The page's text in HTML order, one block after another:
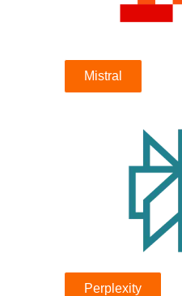
Mistral
Perplexity